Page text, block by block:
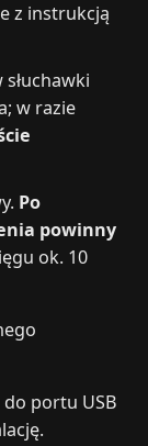
z instrukcją
słuchawki
w razie
Po
powinny
ok. 10
do portu USB